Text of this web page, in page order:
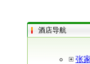
酒店导航
张